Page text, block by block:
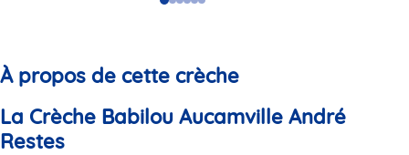
GoGoGoGo
GoGo
À propos de cette crèche
La Crèche Babilou Aucamville André
Restes